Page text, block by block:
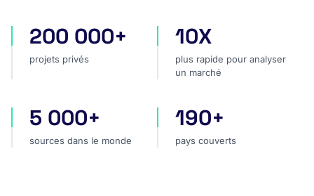
projets privés
200 000+
projets privés
plus rapide pour analyser
10X
plus rapide pour analyser
un marché
sources dans le monde
5 000+
sources dans le monde
pays couverts
190+
pays couverts